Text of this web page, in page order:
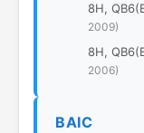
8H,
2009)
8H,
2006)
BAIC